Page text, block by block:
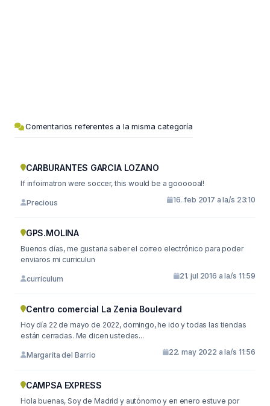
Comentarios referentes a la misma categoría
CARBURANTES GARCIA LOZANO
If infoimatron were soccer, this would be a goooooal!
Precious 16. feb 2017 a la/s 23:10
GPS.MOLINA
Buenos días, me gustaria saber el correo electrónico para poder
enviaros mi curriculun
curriculum 21. jul 2016 a la/s 11:59
Centro comercial La Zenia Boulevard
Hoy día 22 de mayo de 2022, domingo, he ido y todas las tiendas
están cerradas. Me dicen ustedes...
Margarita del Barrio 22. may 2022 a la/s 11:56
CAMPSA EXPRESS
Hola buenas, Soy de Madrid y autónomo y en enero estuve por